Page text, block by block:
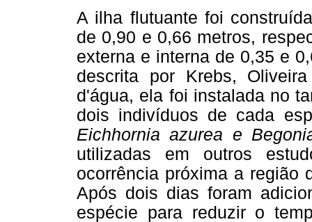
A ilha flutuante foi
de 0,90 e 0,66 metros,
externa e interna de 0,35 e
descrita por Krebs,
d'água, ela foi instalada no
dois indivíduos de cada
Eichhornia azurea e
utilizadas em outros
ocorrência próxima a região
Após dois dias foram
espécie para reduzir o